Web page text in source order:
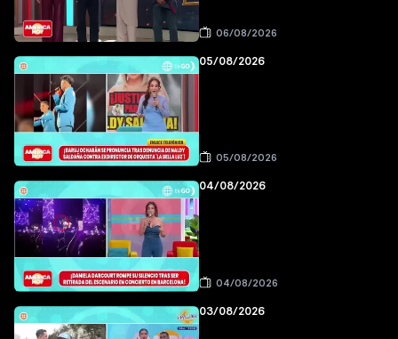
06/08/2026
05/08/2026
05/08/2026
04/08/2026
04/08/2026
03/08/2026